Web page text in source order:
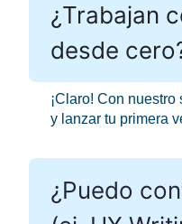
¿Trabajan
desde
¡Claro! Con nuestro
y lanzar tu primera
¿Puedo